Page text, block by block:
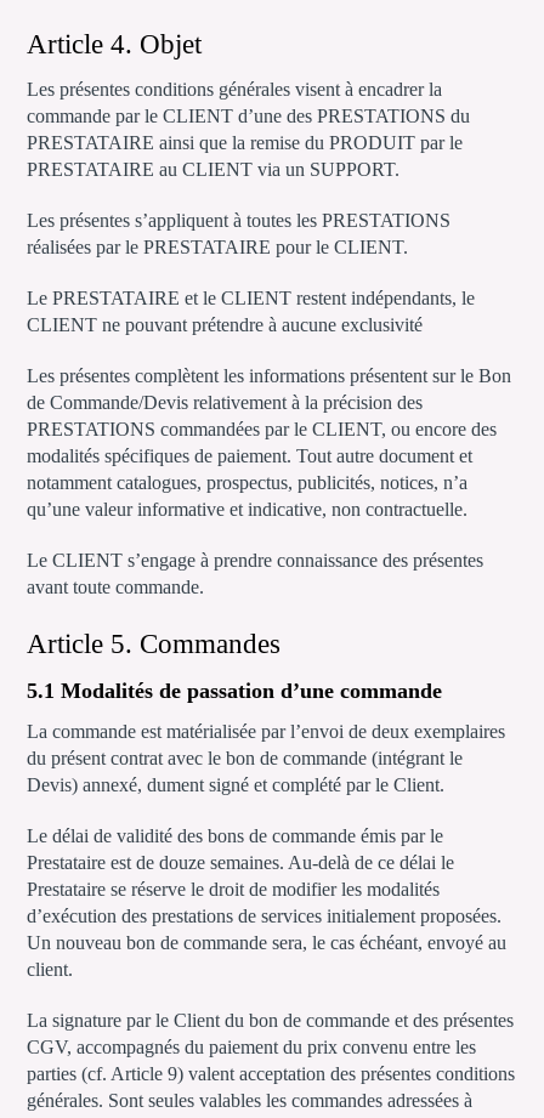
Article 4. Objet
Les présentes conditions générales visent à encadrer la
commande par le CLIENT d’une des PRESTATIONS du
PRESTATAIRE ainsi que la remise du PRODUIT par le
PRESTATAIRE au CLIENT via un SUPPORT.
Les présentes s’appliquent à toutes les PRESTATIONS
réalisées par le PRESTATAIRE pour le CLIENT.
Le PRESTATAIRE et le CLIENT restent indépendants, le
CLIENT ne pouvant prétendre à aucune exclusivité
Les présentes complètent les informations présentent sur le Bon
de Commande/Devis relativement à la précision des
PRESTATIONS commandées par le CLIENT, ou encore des
modalités spécifiques de paiement. Tout autre document et
notamment catalogues, prospectus, publicités, notices, n’a
qu’une valeur informative et indicative, non contractuelle.
Le CLIENT s’engage à prendre connaissance des présentes
avant toute commande.
Article 5. Commandes
5.1 Modalités de passation d’une commande
La commande est matérialisée par l’envoi de deux exemplaires
du présent contrat avec le bon de commande (intégrant le
Devis) annexé, dument signé et complété par le Client.
Le délai de validité des bons de commande émis par le
Prestataire est de douze semaines. Au-delà de ce délai le
Prestataire se réserve le droit de modifier les modalités
d’exécution des prestations de services initialement proposées.
Un nouveau bon de commande sera, le cas échéant, envoyé au
client.
La signature par le Client du bon de commande et des présentes
CGV, accompagnés du paiement du prix convenu entre les
parties (cf. Article 9) valent acceptation des présentes conditions
générales. Sont seules valables les commandes adressées à